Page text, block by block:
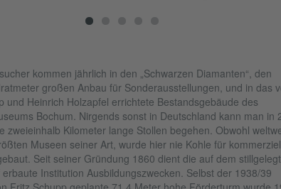
kommen jährlich in den „Schwarzen Diamanten“, den
großen Anbau für Sonderausstellungen, und in das
und Heinrich Holzapfel errichtete Bestandsgebäude des
Bochum. Nirgends sonst in Deutschland kann man in
zweieinhalb Kilometer lange Stollen begehen. Obwohl
Museen seiner Art, wurde hier nie Kohle für
Seit seiner Gründung 1860 dient die auf dem
erbaute Institution Ausbildungszwecken. Selbst der 1938/39